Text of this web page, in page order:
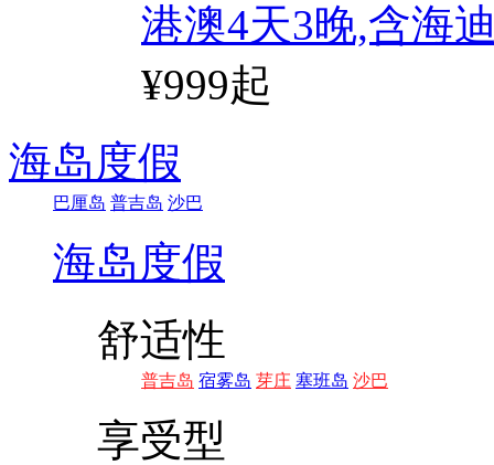
港澳4天3晚,含海
¥999起
海岛度假
巴厘岛 普吉岛 沙巴
海岛度假
舒适性
普吉岛 宿雾岛 芽庄 塞班岛 沙巴
享受型